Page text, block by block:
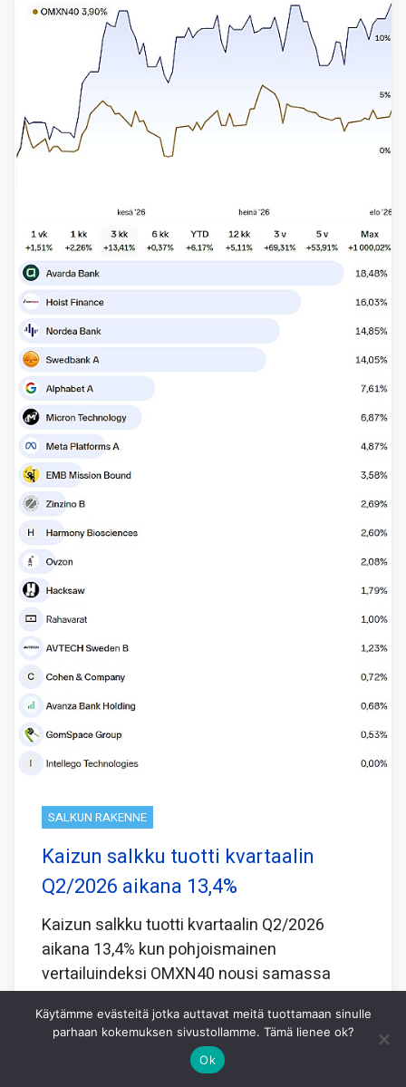
SALKUN RAKENNE
Kaizun salkku tuotti kvartaalin
Q2/2026 aikana 13,4%
Kaizun salkku tuotti kvartaalin Q2/2026
aikana 13,4% kun pohjoismainen
vertailuindeksi OMXN40 nousi samassa
ajassa 3,9%.
Joidenkin pienten First North kasvuyritysten
osakkeita en ole yrityksistäni huolimatta
Käytämme evästeitä jotka auttavat meitä tuottamaan sinulle
parhaan kokemuksen sivustollamme. Tämä lienee ok?
Ok